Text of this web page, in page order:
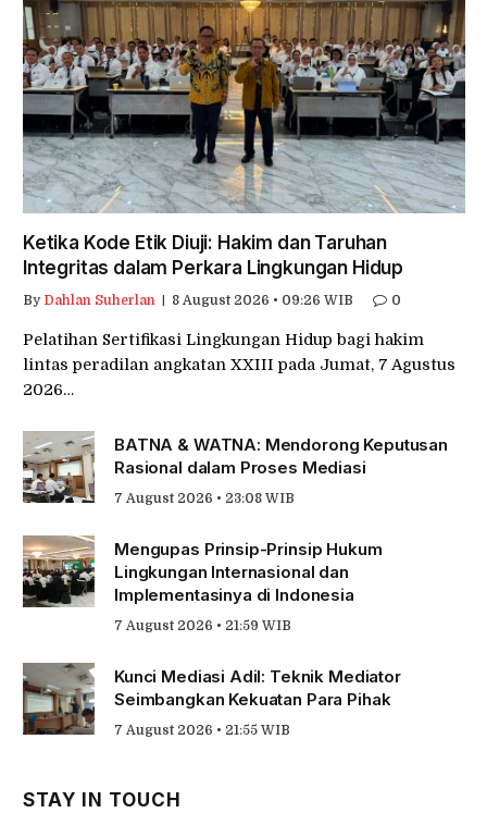
Ketika Kode Etik Diuji: Hakim dan Taruhan
Integritas dalam Perkara Lingkungan Hidup
By Dahlan Suherlan 8 August 2026 • 09:26 WIB 0
Pelatihan Sertifikasi Lingkungan Hidup bagi hakim
lintas peradilan angkatan XXIII pada Jumat, 7 Agustus
2026…
BATNA & WATNA: Mendorong Keputusan
Rasional dalam Proses Mediasi
7 August 2026 • 23:08 WIB
Mengupas Prinsip-Prinsip Hukum
Lingkungan Internasional dan
Implementasinya di Indonesia
7 August 2026 • 21:59 WIB
Kunci Mediasi Adil: Teknik Mediator
Seimbangkan Kekuatan Para Pihak
7 August 2026 • 21:55 WIB
STAY IN TOUCH